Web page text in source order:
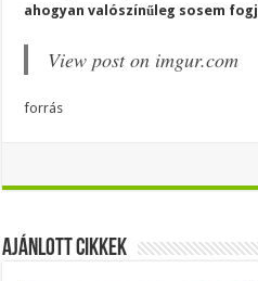
ahogyan valószínűleg sosem
View post on imgur.com
forrás
Ajánlott Cikkek